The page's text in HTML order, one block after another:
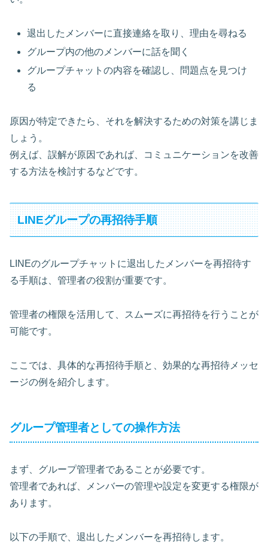
退出したメンバーに直接連絡を取り、理由を尋ねる
グループ内の他のメンバーに話を聞く
グループチャットの内容を確認し、問題点を見つけ
る
原因が特定できたら、それを解決するための対策を講じま
しょう。
例えば、誤解が原因であれば、コミュニケーションを改善
する方法を検討するなどです。
LINEグループの再招待手順
LINEのグループチャットに退出したメンバーを再招待す
る手順は、管理者の役割が重要です。
管理者の権限を活用して、スムーズに再招待を行うことが
可能です。
ここでは、具体的な再招待手順と、効果的な再招待メッセ
ージの例を紹介します。
グループ管理者としての操作方法
まず、グループ管理者であることが必要です。
管理者であれば、メンバーの管理や設定を変更する権限が
あります。
以下の手順で、退出したメンバーを再招待します。